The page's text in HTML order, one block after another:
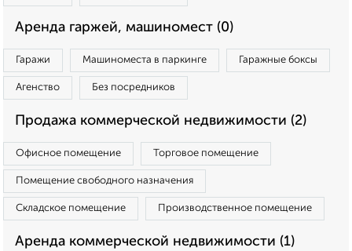
Аренда гаржей, машиномест (0)
Гаражи Машиноместа в паркинге Гаражные боксы
Агенство Без посредников
Продажа коммерческой недвижимости (2)
Офисное помещение Торговое помещение
Помещение свободного назначения
Складское помещение Производственное помещение
Аренда коммерческой недвижимости (1)